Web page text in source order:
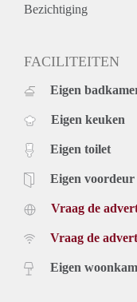
- Exclusief 50 euro
- Huurprijs is exclusief
Lighthouse Property
Bezichtiging
FACILITEITEN
Eigen
Eigen keuken
Eigen toilet
Eigen voordeur
Vraag de
Vraag de
Eigen